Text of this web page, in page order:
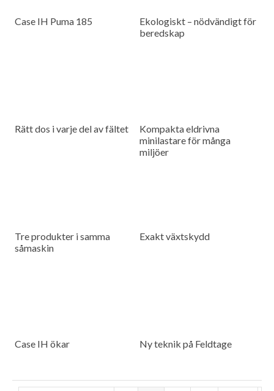
Case IH Puma 185
Ekologiskt – nödvändigt för
beredskap
Rätt dos i varje del av fältet
Kompakta eldrivna
minilastare för många
miljöer
Tre produkter i samma
såmaskin
Exakt växtskydd
Case IH ökar Ny teknik på Feldtage